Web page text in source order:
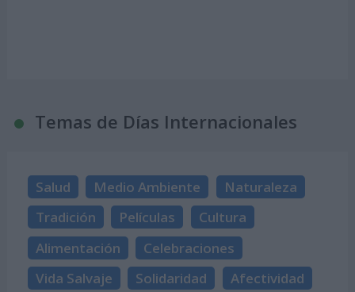
Temas de Días Internacionales
Salud Medio Ambiente
Naturaleza
Tradición
Películas
Cultura
Alimentación
Celebraciones
Vida Salvaje
Solidaridad Afectividad